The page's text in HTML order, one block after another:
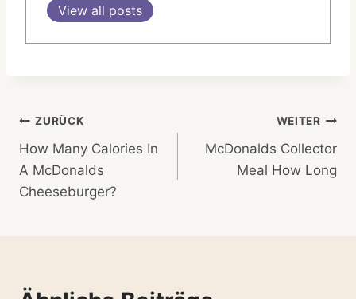
View all posts
Beitragsnavigation
ZURÜCK
How Many Calories In
A McDonalds
Cheeseburger?
WEITER
McDonalds Collector
Meal How Long